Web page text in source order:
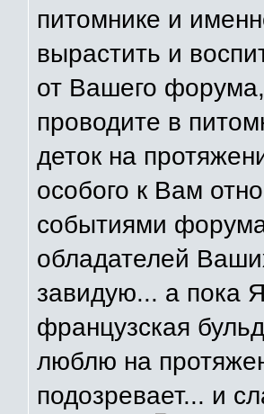
питомнике и
вырастить и
от Вашего
проводите в
деток на
особого к Вам
событиями
обладателей
завидую... а пока
французская
люблю на
подозревает... и